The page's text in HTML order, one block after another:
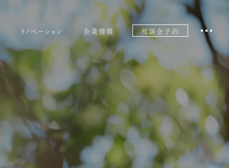
リノベーション 企業情報 相談会予約